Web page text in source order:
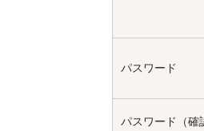
パスワード
パスワード（確